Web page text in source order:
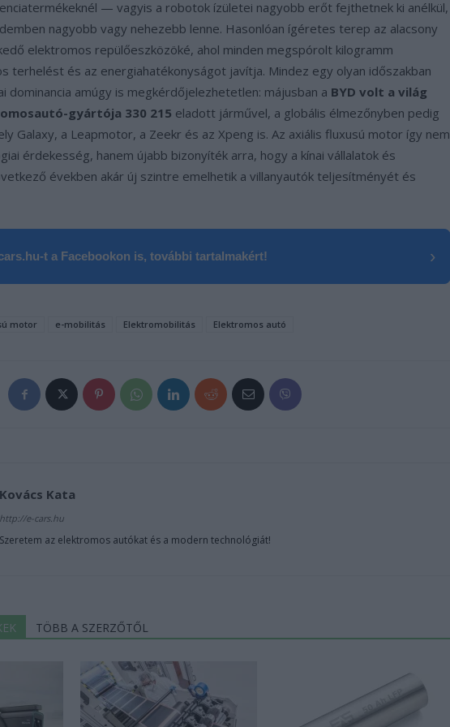
— vagyis a robotok ízületei nagyobb erőt fejthetnek ki anélkül,
nagyobb vagy nehezebb lenne. Hasonlóan ígéretes terep az alacsony
elektromos repülőeszközöké, ahol minden megspórolt kilogramm
terhelést és az energiahatékonyságot javítja. Mindez egy olyan időszakban
dominancia amúgy is megkérdőjelezhetetlen: májusban a BYD volt a világ
gyártója 330 215 eladott járművel, a globális élmezőnyben pedig
Galaxy, a Leapmotor, a Zeekr és az Xpeng is. Az axiális fluxusú motor így nem
érdekesség, hanem újabb bizonyíték arra, hogy a kínai vállalatok és
években akár új szintre emelhetik a villanyautók teljesítményét és
t a Facebookon is, további tartalmakért! ›
motor e-mobilitás Elektromobilitás Elektromos autó
Kovács Kata
http://e-cars.hu
Szeretem az elektromos autókat és a modern technológiát!
TÖBB A SZERZŐTŐL